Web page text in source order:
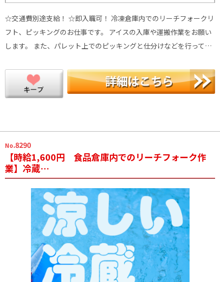
☆交通費別途支給！ ☆即入職可！ 冷凍倉庫内でのリーチフォークリ
フト、ピッキングのお仕事です。 アイスの入庫や運搬作業をお願い
します。 また、パレット上でのピッキングと仕分けなどを行って…
No.8290
【時給1,600円 食品倉庫内でのリーチフォーク作
業】冷蔵…